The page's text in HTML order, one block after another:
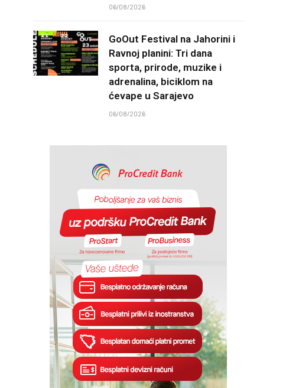
06/08/2026
GoOut Festival na Jahorini i
Ravnoj planini: Tri dana
sporta, prirode, muzike i
adrenalina, biciklom na
ćevape u Sarajevo
06/08/2026